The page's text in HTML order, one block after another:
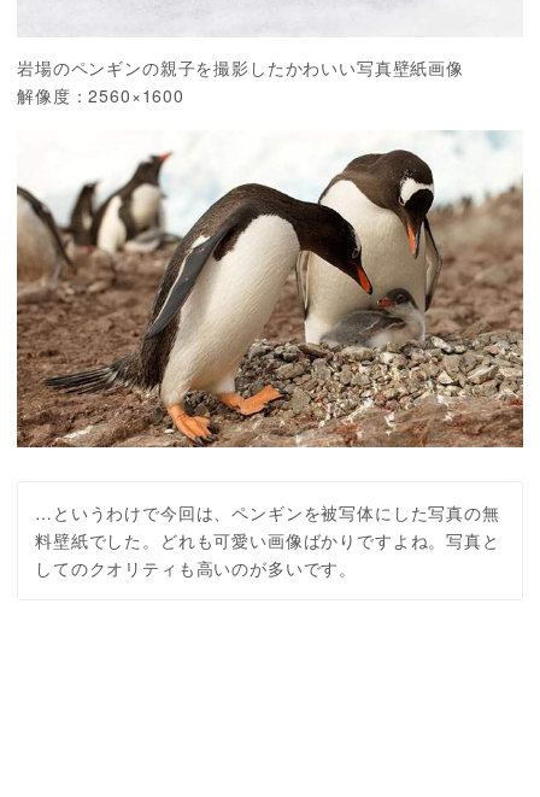
岩場のペンギンの親子を撮影したかわいい写真壁紙画像
解像度：2560×1600
…というわけで今回は、ペンギンを被写体にした写真の無
料壁紙でした。どれも可愛い画像ばかりですよね。写真と
してのクオリティも高いのが多いです。